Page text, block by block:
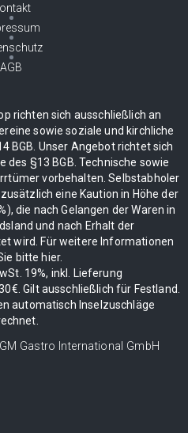
AGB
richten sich ausschließlich an
sowie soziale und kirchliche
BGB. Unser Angebot richtet sich
des §13 BGB. Technische sowie
vorbehalten. Selbstabholer
eine Kaution in Höhe der
die nach Gelangen der Waren in
und nach Erhalt der
wird. Für weitere Informationen
bitte hier.
19%, inkl. Lieferung
Gilt ausschließlich für Festland.
automatisch Inselzuschläge
Gastro International GmbH